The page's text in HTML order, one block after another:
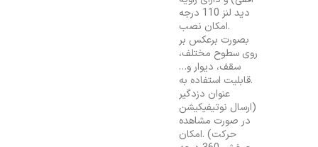
دید لنز 110 درجه
.امکان نصب
بصورت برعکس بر
روی سطوح مختلف،
سقف، دیوار و…
.قابلیت استفاده به
عنوان دزدگیر
(ارسال نوتیفیکیشن
در صورت مشاهده
حرکت) .امکان